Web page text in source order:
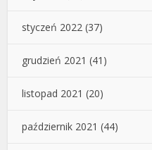
styczeń 2022 (37)
grudzień 2021 (41)
listopad 2021 (20)
październik 2021 (44)